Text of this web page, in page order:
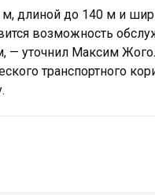
м, длиной до 140 м и
возможность
— уточнил Максим
транспортного